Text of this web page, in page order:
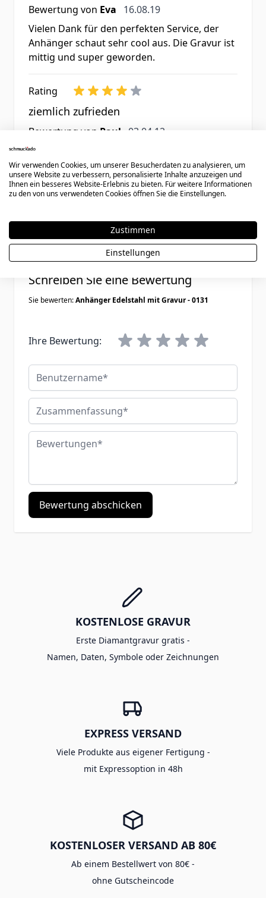
Bewertung von Eva 16. August 2019
16.08.19
Vielen Dank für den perfekten Service, der
Anhänger schaut sehr cool aus. Die Gravur ist
mittig und super geworden.
Rating
ziemlich zufrieden
Bewertung von Paul 3. April 2012
03.04.12
Hab den Artikel bestellt, schnell erhalten und
bin ziemlich zufrieden.
Schreiben Sie eine Bewertung
Sie bewerten:Anhänger Edelstahl mit Gravur - 0131
Ihre Bewertung:
Benutzername
Zusammenfassung
Bewertungen
Bewertung abschicken
KOSTENLOSE GRAVUR
Erste Diamantgravur gratis -
Namen, Daten, Symbole oder Zeichnungen
EXPRESS VERSAND
Viele Produkte aus eigener Fertigung -
mit Expressoption in 48h
KOSTENLOSER VERSAND AB 80€
Ab einem Bestellwert von 80€ -
ohne Gutscheincode
Wir verwenden Cookies, um unserer Besucherdaten zu analysieren, um
unsere Website zu verbessern, personalisierte Inhalte anzuzeigen und
Ihnen ein besseres Website-Erlebnis zu bieten. Für weitere Informationen
zu den von uns verwendeten Cookies öffnen Sie die Einstellungen.
Zustimmen
Einstellungen